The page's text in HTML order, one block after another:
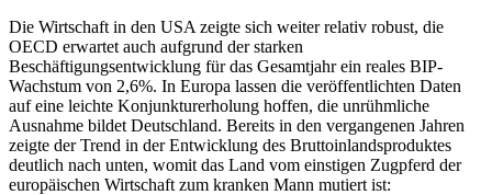
Die Wirtschaft in den USA zeigte sich weiter relativ robust, die
OECD erwartet auch aufgrund der starken
Beschäftigungsentwicklung für das Gesamtjahr ein reales BIP-
Wachstum von 2,6%. In Europa lassen die veröffentlichten Daten
auf eine leichte Konjunkturerholung hoffen, die unrühmliche
Ausnahme bildet Deutschland. Bereits in den vergangenen Jahren
zeigte der Trend in der Entwicklung des Bruttoinlandsproduktes
deutlich nach unten, womit das Land vom einstigen Zugpferd der
europäischen Wirtschaft zum kranken Mann mutiert ist: